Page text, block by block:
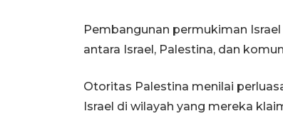
Pembangunan permukiman
antara Israel, Palestina, dan
Otoritas Palestina menilai
Israel di wilayah yang mereka